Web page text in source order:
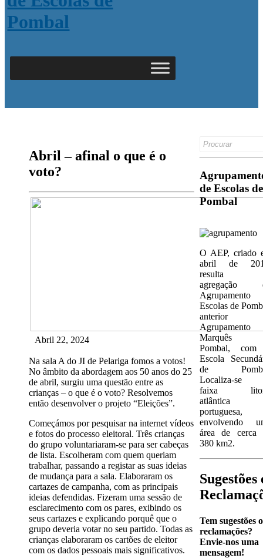
Abril – afinal o que é o
voto?
Abril 22, 2024
Na sala A do JI de Pelariga fomos a votos!
No âmbito da abordagem aos 50 anos do 25
de abril, surgiu uma questão entre as
crianças – o que é o voto? Resolvemos
então desenvolver o projeto “Eleições”.
Começámos por pesquisar na internet vídeos
e fotos do processo eleitoral. Três crianças
do grupo voluntariaram-se para ser cabeças
de lista. Escolheram com quem queriam
trabalhar, passando a registar as suas ideias
de mudança para a sala. Elaboraram os
cartazes de campanha, com as principais
ideias defendidas. Fizeram uma sessão de
esclarecimento com os pares, exibindo os
seus cartazes e explicando porquê que o
grupo deveria votar no seu partido. Todas as
crianças elaboraram os cartões de eleitor
com os dados pessoais mais significativos.
Search
de Escolas de
Pombal
O AEP, criado
abril de
resulta
agregação
Agrupamento
Escolas de
anterior
Agrupamento
Marquês
Pombal,
Escola
de
Localiza-se
faixa
atlântica
portuguesa,
envolvendo
área de cerca
380 km2.
Sugestões
Tem sugestões
reclamações?
Envie-nos uma
mensagem!